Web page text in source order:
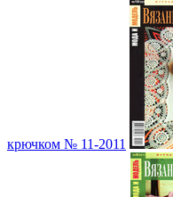
крючком № 11-2011